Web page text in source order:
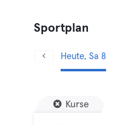
Sportplan
Heute, Sa 8
Kurse